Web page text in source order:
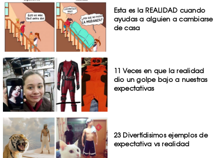
Esta es la REALIDAD cuando
ayudas a alguien a cambiarse
de casa
11 Veces en que la realidad
dio un golpe bajo a nuestras
expectativas
23 Divertídisimos ejemplos de
expectativa vs realidad